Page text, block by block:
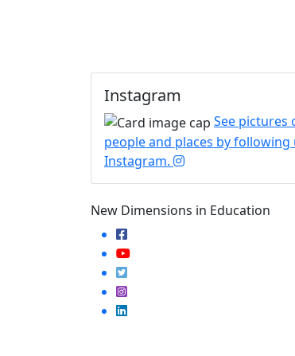
Instagram
See pictures
people and places by following
Instagram.
New Dimensions in Education